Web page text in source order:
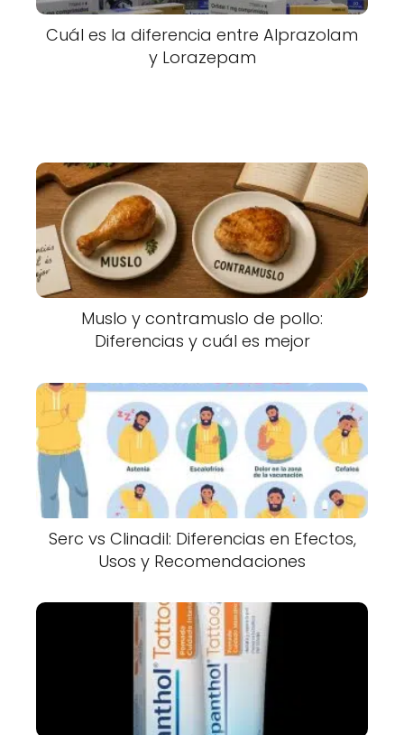
Cuál es la diferencia entre Alprazolam
y Lorazepam
Muslo y contramuslo de pollo:
Diferencias y cuál es mejor
Serc vs Clinadil: Diferencias en Efectos,
Usos y Recomendaciones